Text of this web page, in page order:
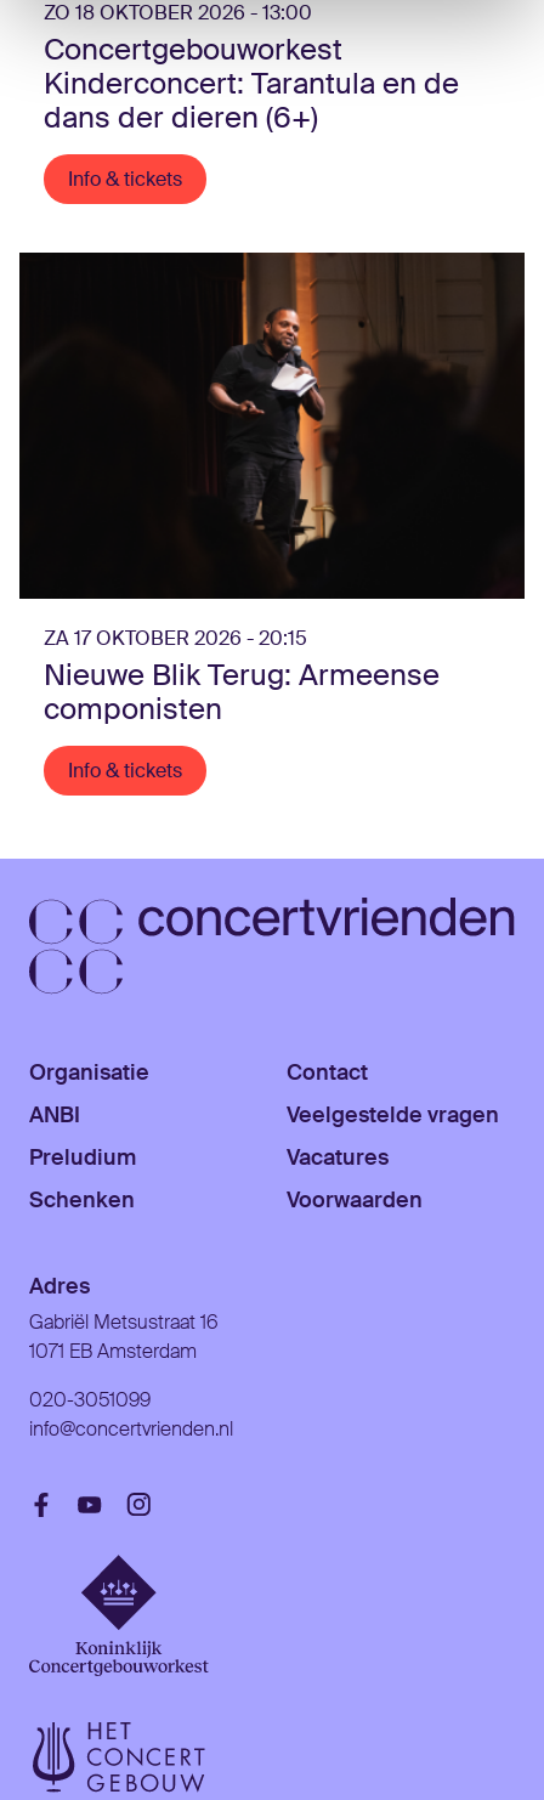
ZO 18 OKTOBER 2026 - 13:00
Concertgebouworkest
Kinderconcert: Tarantula en de
dans der dieren (6+)
Info & tickets
ZA 17 OKTOBER 2026 - 20:15
Nieuwe Blik Terug: Armeense
componisten
Info & tickets
Organisatie
ANBI
Preludium
Schenken
Contact
Veelgestelde vragen
Vacatures
Voorwaarden
Adres
Gabriël Metsustraat 16
1071 EB Amsterdam
020-3051099
info@concertvrienden.nl